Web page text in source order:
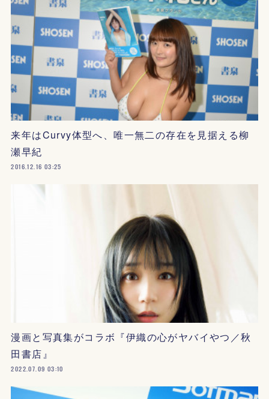
来年はCurvy体型へ、唯一無二の存在を見据える柳
瀬早紀
2016.12.16 03:25
漫画と写真集がコラボ『伊織の心がヤバイやつ／秋
田書店』
2022.07.09 03:10